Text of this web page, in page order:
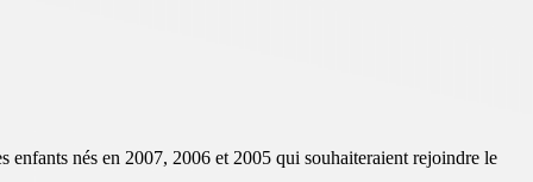
nés en 2007, 2006 et 2005 qui souhaiteraient rejoindre le